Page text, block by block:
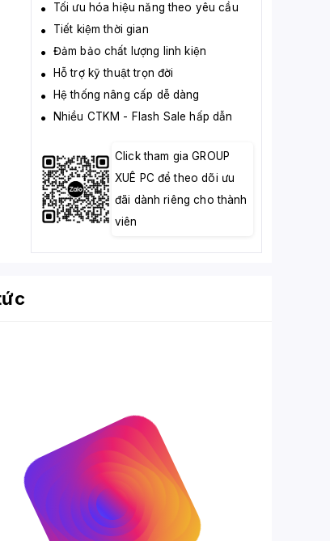
Tối ưu hóa hiệu năng theo yêu cầu
Tiết kiệm thời gian
Đảm bảo chất lượng linh kiện
Hỗ trợ kỹ thuật trọn đời
Hệ thống nâng cấp dễ dàng
Nhiều CTKM - Flash Sale hấp dẫn
Click tham gia GROUP
XUÊ PC để theo dõi ưu
đãi dành riêng cho thành
viên